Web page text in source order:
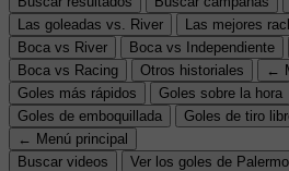
Las goleadas vs. River
Las mejores
Boca vs River
Boca vs Independiente
Boca vs Racing
Otros historiales
←
Goles más rápidos
Goles sobre la hora
Goles de emboquillada
Goles de tiro
← Menú principal
Buscar videos
Ver los goles de Palermo